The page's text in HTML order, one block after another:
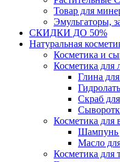
Товар для
Эмульгаторы,
СКИДКИ ДО 50%
Натуральная
Косметика и
Косметика для
Глина
Скраб
Косметика для
Шампунь
Масло
Косметика для